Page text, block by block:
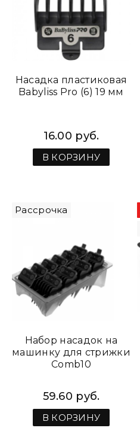
Насадка пластиковая
Babyliss Pro (6) 19 мм
16.00 руб.
В КОРЗИНУ
Рассрочка
Набор насадок на
машинку для стрижки
Comb10
59.60 руб.
В КОРЗИНУ